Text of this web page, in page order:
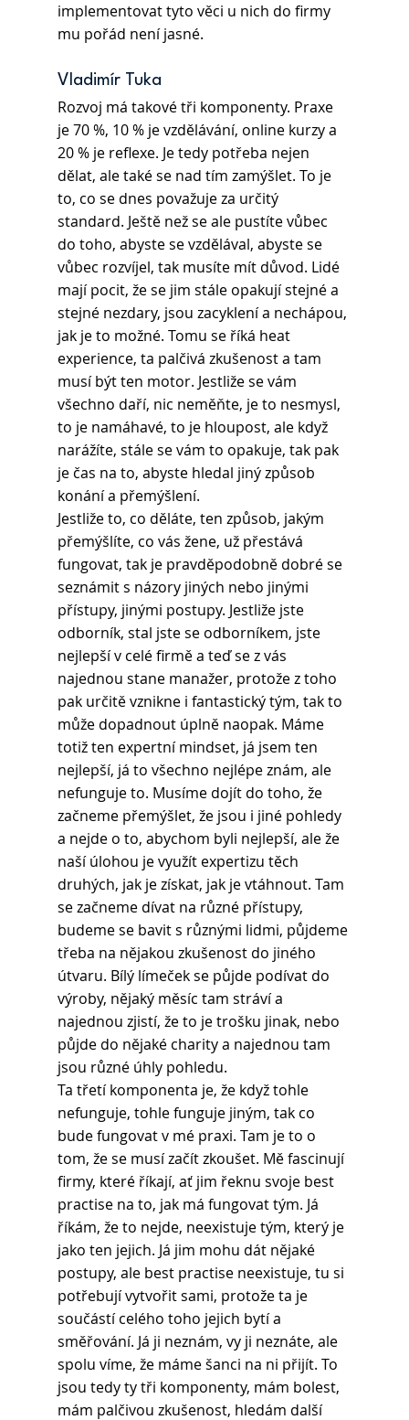
implementovat tyto věci u nich do firmy
mu pořád není jasné.
Vladimír Tuka
Rozvoj má takové tři komponenty. Praxe
je 70 %, 10 % je vzdělávání, online kurzy a
20 % je reflexe. Je tedy potřeba nejen
dělat, ale také se nad tím zamýšlet. To je
to, co se dnes považuje za určitý
standard. Ještě než se ale pustíte vůbec
do toho, abyste se vzdělával, abyste se
vůbec rozvíjel, tak musíte mít důvod. Lidé
mají pocit, že se jim stále opakují stejné a
stejné nezdary, jsou zacyklení a nechápou,
jak je to možné. Tomu se říká heat
experience, ta palčivá zkušenost a tam
musí být ten motor. Jestliže se vám
všechno daří, nic neměňte, je to nesmysl,
to je namáhavé, to je hloupost, ale když
narážíte, stále se vám to opakuje, tak pak
je čas na to, abyste hledal jiný způsob
konání a přemýšlení.
Jestliže to, co děláte, ten způsob, jakým
přemýšlíte, co vás žene, už přestává
fungovat, tak je pravděpodobně dobré se
seznámit s názory jiných nebo jinými
přístupy, jinými postupy. Jestliže jste
odborník, stal jste se odborníkem, jste
nejlepší v celé firmě a teď se z vás
najednou stane manažer, protože z toho
pak určitě vznikne i fantastický tým, tak to
může dopadnout úplně naopak. Máme
totiž ten expertní mindset, já jsem ten
nejlepší, já to všechno nejlépe znám, ale
nefunguje to. Musíme dojít do toho, že
začneme přemýšlet, že jsou i jiné pohledy
a nejde o to, abychom byli nejlepší, ale že
naší úlohou je využít expertizu těch
druhých, jak je získat, jak je vtáhnout. Tam
se začneme dívat na různé přístupy,
budeme se bavit s různými lidmi, půjdeme
třeba na nějakou zkušenost do jiného
útvaru. Bílý límeček se půjde podívat do
výroby, nějaký měsíc tam stráví a
najednou zjistí, že to je trošku jinak, nebo
půjde do nějaké charity a najednou tam
jsou různé úhly pohledu.
Ta třetí komponenta je, že když tohle
nefunguje, tohle funguje jiným, tak co
bude fungovat v mé praxi. Tam je to o
tom, že se musí začít zkoušet. Mě fascinují
firmy, které říkají, ať jim řeknu svoje best
practise na to, jak má fungovat tým. Já
říkám, že to nejde, neexistuje tým, který je
jako ten jejich. Já jim mohu dát nějaké
postupy, ale best practise neexistuje, tu si
potřebují vytvořit sami, protože ta je
součástí celého toho jejich bytí a
směřování. Já ji neznám, vy ji neznáte, ale
spolu víme, že máme šanci na ni přijít. To
jsou tedy ty tři komponenty, mám bolest,
mám palčivou zkušenost, hledám další